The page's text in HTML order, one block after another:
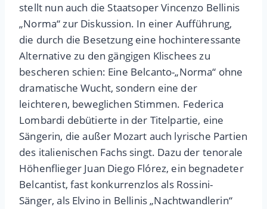
stellt nun auch die Staatsoper Vincenzo Bellinis
„Norma“ zur Diskussion. In einer Aufführung,
die durch die Besetzung eine hochinteressante
Alternative zu den gängigen Klischees zu
bescheren schien: Eine Belcanto-„Norma“ ohne
dramatische Wucht, sondern eine der
leichteren, beweglichen Stimmen. Federica
Lombardi debütierte in der Titelpartie, eine
Sängerin, die außer Mozart auch lyrische Partien
des italienischen Fachs singt. Dazu der tenorale
Höhenflieger Juan Diego Flórez, ein begnadeter
Belcantist, fast konkurrenzlos als Rossini-
Sänger, als Elvino in Bellinis „Nachtwandlerin“